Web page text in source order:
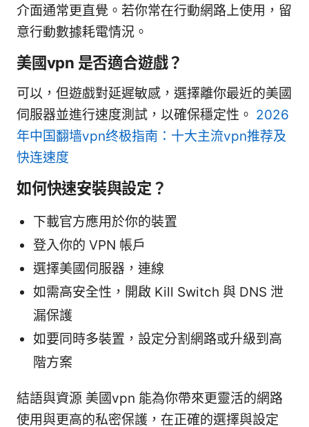
介面通常更直覺。若你常在行動網路上使用，留
意行動數據耗電情況。
美國vpn 是否適合遊戲？
可以，但遊戲對延遲敏感，選擇離你最近的美國
伺服器並進行速度測試，以確保穩定性。 2026
年中国翻墙vpn终极指南：十大主流vpn推荐及
快连速度
如何快速安裝與設定？
下載官方應用於你的裝置
登入你的 VPN 帳戶
選擇美國伺服器，連線
如需高安全性，開啟 Kill Switch 與 DNS 泄
漏保護
如要同時多裝置，設定分割網路或升級到高
階方案
結語與資源 美國vpn 能為你帶來更靈活的網路
使用與更高的私密保護，在正確的選擇與設定